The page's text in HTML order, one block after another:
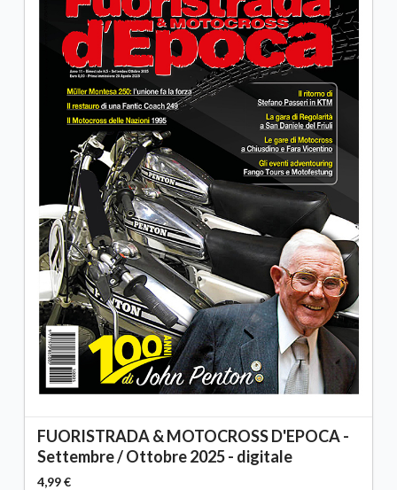
FUORISTRADA & MOTOCROSS D'EPOCA -
Settembre / Ottobre 2025 - digitale
4,99 €